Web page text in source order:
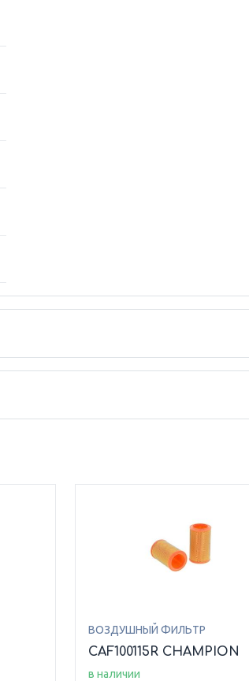
ВОЗДУШНЫЙ ФИЛЬТР
CAF100115R CHAMPION
в наличии